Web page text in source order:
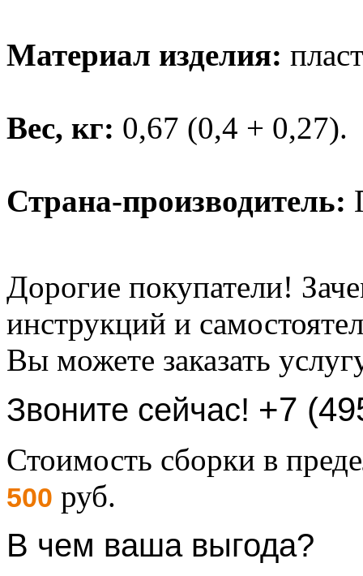
Материал изделия:
Вес, кг: 0,67 (0,4 + 0,27).
Страна-производитель:
Дорогие покупатели!
инструкций и
Вы можете заказать
Звоните сейчас! +7
Стоимость сборки в
500 руб.
В чем ваша выгода?